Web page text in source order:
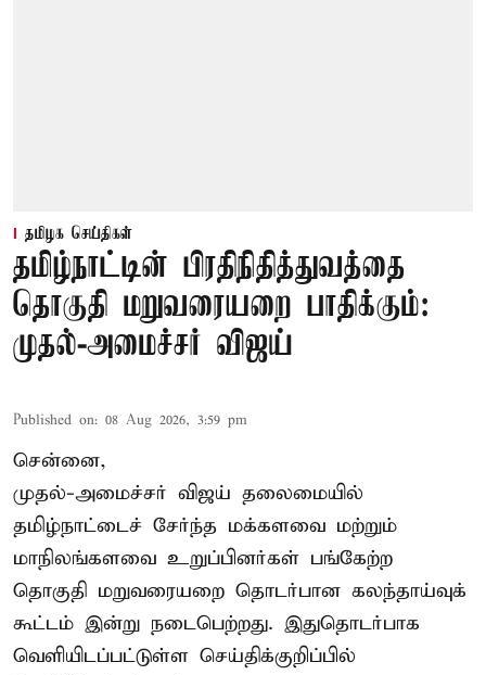
தமிழக செய்திகள்
தமிழ்நாட்டின் பிரதிநிதித்துவத்தை
தொகுதி மறுவரையறை பாதிக்கும்:
முதல்-அமைச்சர் விஜய்
Published on: 08 Aug 2026, 3:59 pm
சென்னை,
முதல்-அமைச்சர் விஜய் தலைமையில்
தமிழ்நாட்டைச் சேர்ந்த மக்களவை மற்றும்
மாநிலங்களவை உறுப்பினர்கள் பங்கேற்ற
தொகுதி மறுவரையறை தொடர்பான கலந்தாய்வுக்
கூட்டம் இன்று நடைபெற்றது. இதுதொடர்பாக
வெளியிடப்பட்டுள்ள செய்திக்குறிப்பில்